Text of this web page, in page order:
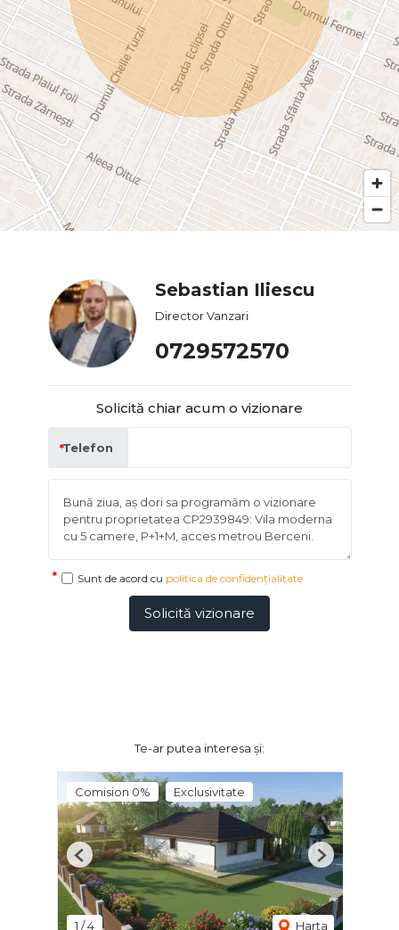
Sebastian Iliescu
Director Vanzari
0729572570
Solicită chiar acum o vizionare
Telefon
Sunt de acord cu politica de confidențialitate
Solicită vizionare
Te-ar putea interesa și:
Comision 0% Exclusivitate
1 /4 Harta
Previous Next